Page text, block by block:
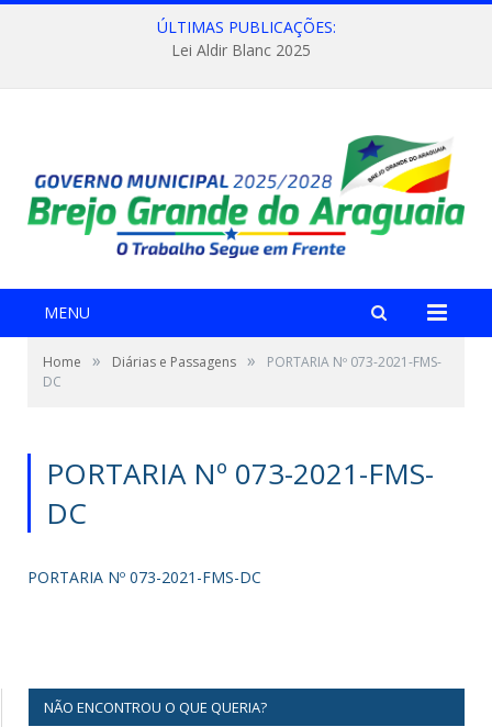
ÚLTIMAS PUBLICAÇÕES:
Lei Aldir Blanc 2025
MENU
Home » Diárias e Passagens »
PORTARIA Nº 073-2021-FMS-
DC
PORTARIA Nº 073-2021-FMS-
DC
PORTARIA Nº 073-2021-FMS-DC
NÃO ENCONTROU O QUE QUERIA?